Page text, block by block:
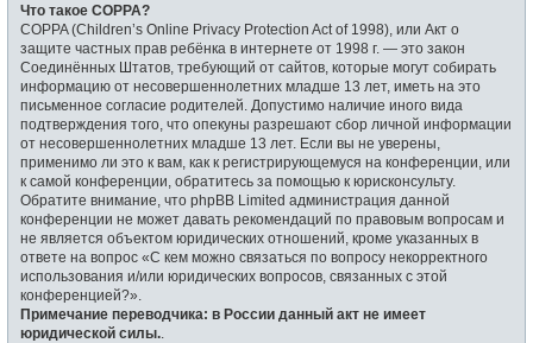
Что такое COPPA?
COPPA (Children’s Online Privacy Protection Act of 1998), или Акт о
защите частных прав ребёнка в интернете от 1998 г. — это закон
Соединённых Штатов, требующий от сайтов, которые могут собирать
информацию от несовершеннолетних младше 13 лет, иметь на это
письменное согласие родителей. Допустимо наличие иного вида
подтверждения того, что опекуны разрешают сбор личной информации
от несовершеннолетних младше 13 лет. Если вы не уверены,
применимо ли это к вам, как к регистрирующемуся на конференции, или
к самой конференции, обратитесь за помощью к юрисконсульту.
Обратите внимание, что phpBB Limited администрация данной
конференции не может давать рекомендаций по правовым вопросам и
не является объектом юридических отношений, кроме указанных в
ответе на вопрос «С кем можно связаться по вопросу некорректного
использования и/или юридических вопросов, связанных с этой
конференцией?».
Примечание переводчика: в России данный акт не имеет
юридической силы.